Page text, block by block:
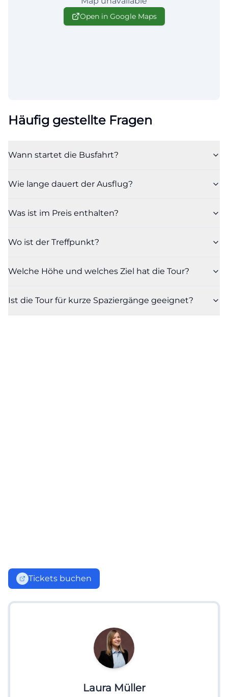
Open in Google Maps
Häufig gestellte Fragen
Wann startet die Busfahrt?
Wie lange dauert der Ausflug?
Was ist im Preis enthalten?
Wo ist der Treffpunkt?
Welche Höhe und welches Ziel hat die Tour?
Ist die Tour für kurze Spaziergänge geeignet?
Tickets buchen
Laura Müller